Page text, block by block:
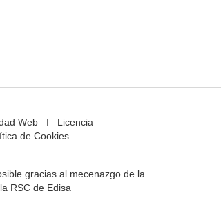
WebI Licencia
de Cookies
gracias al mecenazgo de la
RSC de Edisa